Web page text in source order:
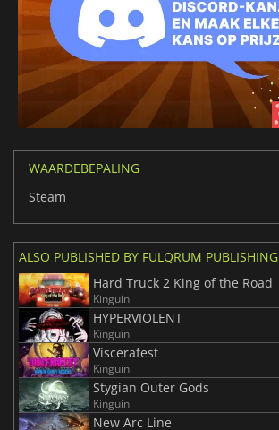
WAARDEBEPALING
Steam
ALSO PUBLISHED BY FULQRUM PUBLISHING
Hard Truck 2 King of the Road
Kinguin
HYPERVIOLENT
Kinguin
Viscerafest
Kinguin
Stygian Outer Gods
Kinguin
New Arc Line